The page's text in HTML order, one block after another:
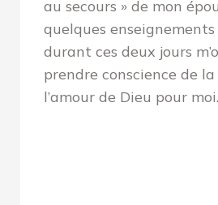
au secours » de mon
quelques enseignements
durant ces deux jours
prendre conscience de
l’amour de Dieu pour moi.